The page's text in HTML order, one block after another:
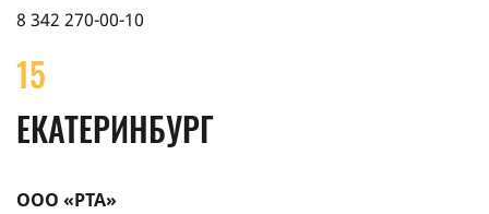
8 342 270-00-10
15
ЕКАТЕРИНБУРГ
ООО «РТА»